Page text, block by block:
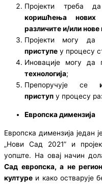
Пројекти треба
коришћења
различите и/или нове
Пројекти могу да
приступе у процесу
Иновације могу да
технологија;
Препоручује се
приступ у процесу
Европска димензија
Европска димензија један
„Нови Сад 2021” и
уопште. На овај начин
Сад европска, а не
културе и како остварује